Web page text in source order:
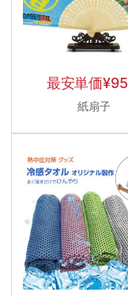
最安単価¥95
紙扇子